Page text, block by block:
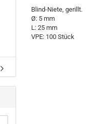
Blind-Niete, gerillt.
Ø: 5 mm
L: 25 mm
VPE: 100 Stück